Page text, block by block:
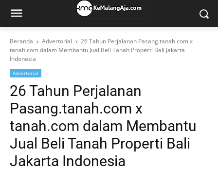
Beranda Advertorial
26 Tahun Perjalanan Pasang.tanah.com x
tanah.com dalam Membantu Jual Beli Tanah Properti Bali Jakarta
Indonesia
Advertorial
26 Tahun Perjalanan
Pasang.tanah.com x
tanah.com dalam Membantu
Jual Beli Tanah Properti Bali
Jakarta Indonesia